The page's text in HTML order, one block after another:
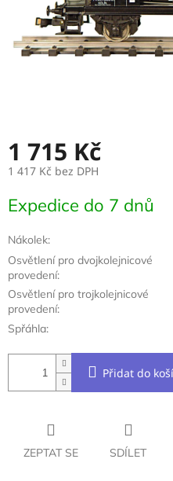
1 715 Kč
1 417 Kč bez DPH
cena:
Expedice do 7 dnů
Nákolek:
Osvětlení pro dvojkolejnicové
provedení:
Osvětlení pro trojkolejnicové
provedení:
Spřáhla:
Přidat do
ZEPTAT SE SDÍLET